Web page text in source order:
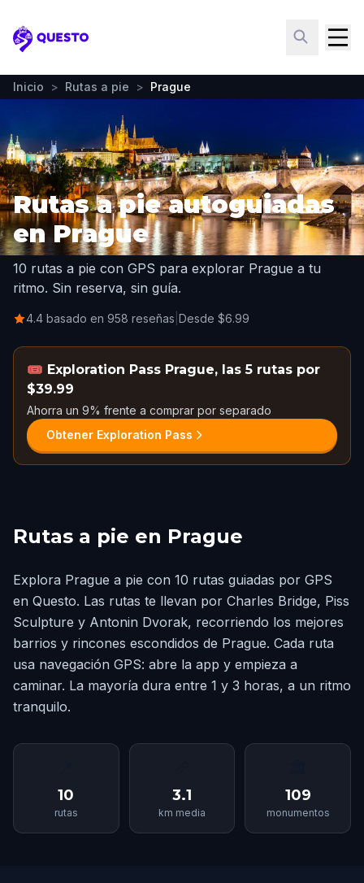
Questo
Inicio > Rutas a pie > Prague
Rutas a pie autoguiadas
en Prague
10 rutas a pie con GPS para explorar Prague a tu
ritmo. Sin reserva, sin guía.
4.4 basado en 958 reseñas Desde $6.99
🎟️ Exploration Pass Prague, las 5 rutas por
$39.99
Ahorra un 9% frente a comprar por separado
Obtener Exploration Pass
Rutas a pie en Prague
Explora Prague a pie con 10 rutas guiadas por GPS
en Questo. Las rutas te llevan por Charles Bridge, Piss
Sculpture y Antonin Dvorak, recorriendo los mejores
barrios y rincones escondidos de Prague. Cada ruta
usa navegación GPS: abre la app y empieza a
caminar. La mayoría dura entre 1 y 3 horas, a un ritmo
tranquilo.
10
rutas
3.1
km media
109
monumentos